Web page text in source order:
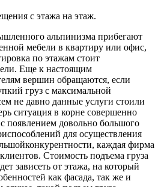
с этажа на этаж.
альпинизма прибегают
мебели в квартиру или офис,
по этажам стоит
Еще к настоящим
вершин обращаются, если
груз с максимальной
не давно данные услуги стоили
ситуация в корне совершенно
появлением довольно большого
для осуществления
каждая фирма
Стоимость подъема груза
зависеть от этажа, на который
как фасада, так же и